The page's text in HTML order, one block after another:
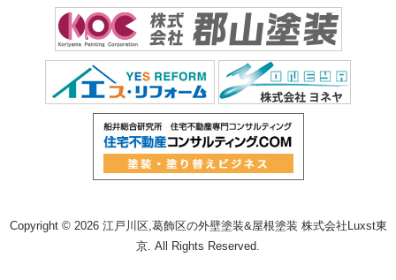
Copyright © 2026 江戸川区,葛飾区の外壁塗装&屋根塗装 株式会社Luxst東
京. All Rights Reserved.